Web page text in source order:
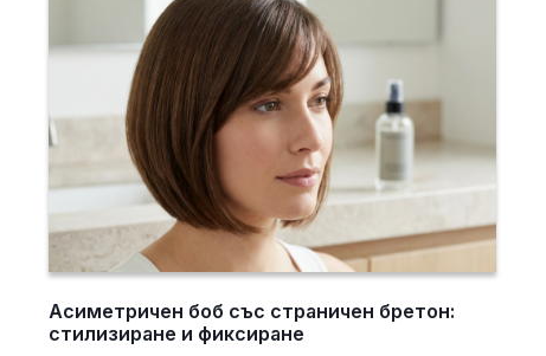
Асиметричен боб със страничен бретон:
стилизиране и фиксиране